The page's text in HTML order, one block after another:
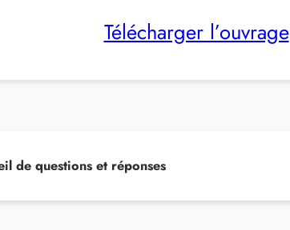
Télécharger l’ouvrage
de questions et réponses